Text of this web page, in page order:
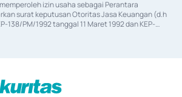
izin usaha sebagai Perantara
surat keputusan Otoritas Jasa Keuangan (d.h
138/PM/1992 tanggal 11 Maret 1992 dan KEP-
2014, izin usaha sebagai Penjamin Emisi
Otoritas Jasa Keuangan Nomor KEP-
Otoritas Jasa Keuangan Nomor S-
2017, dan beberapa izin usaha lainnya